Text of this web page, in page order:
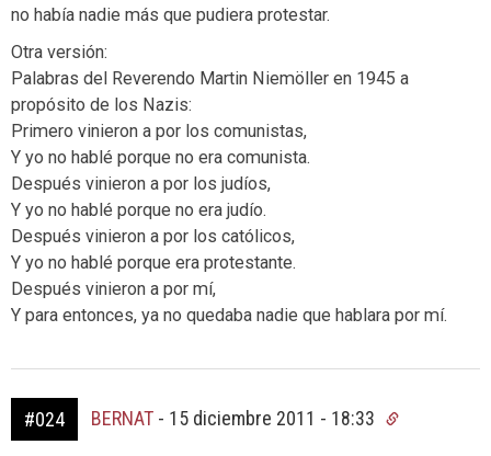
no había nadie más que pudiera protestar.
Otra versión:
Palabras del Reverendo Martin Niemöller en 1945 a
propósito de los Nazis:
Primero vinieron a por los comunistas,
Y yo no hablé porque no era comunista.
Después vinieron a por los judíos,
Y yo no hablé porque no era judío.
Después vinieron a por los católicos,
Y yo no hablé porque era protestante.
Después vinieron a por mí,
Y para entonces, ya no quedaba nadie que hablara por mí.
#024 BERNAT - 15 diciembre 2011 - 18:33